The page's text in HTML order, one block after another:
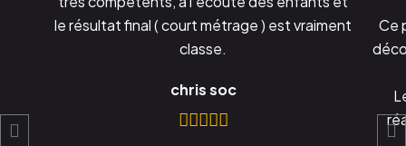
le résultat final ( court métrage ) est vraiment
classe.
chris soc
Ce